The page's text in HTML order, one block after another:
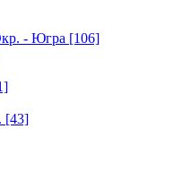
- Югра [106]
[43]